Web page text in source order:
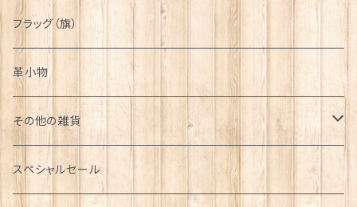
フラッグ（旗）
革小物
その他の雑貨
ミニカー
スペシャルセール